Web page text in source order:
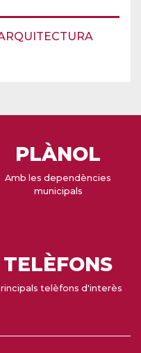
PLÀNOL
Amb les dependències
municipals
TELÈFONS
telèfons d'interès